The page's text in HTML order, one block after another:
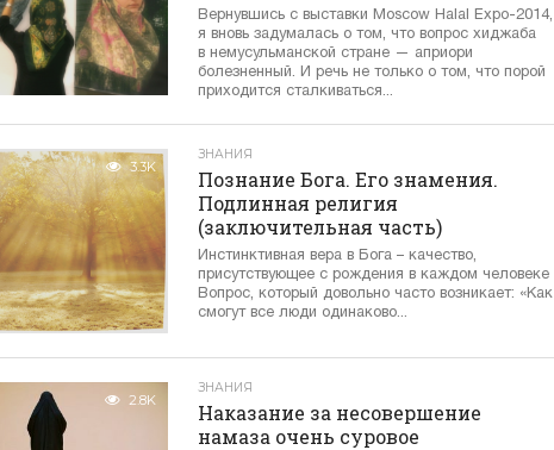
Вернувшись с выставки Moscow Halal Expo-2014,
я вновь задумалась о том, что вопрос хиджаба
в немусульманской стране — априори
болезненный. И речь не только о том, что порой
приходится сталкиваться...
3.3K
ЗНАНИЯ
Познание Бога. Его знамения.
Подлинная религия
(заключительная часть)
Инстинктивная вера в Бога – качество,
присутствующее с рождения в каждом человеке
Вопрос, который довольно часто возникает: «Как
смогут все люди одинаково...
2.8K
ЗНАНИЯ
Наказание за несовершение
намаза очень суровое